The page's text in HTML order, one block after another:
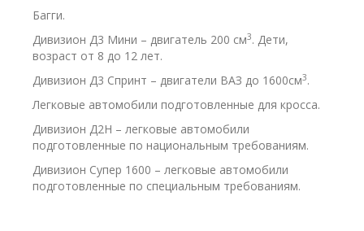
Багги.
Дивизион Д3 Мини – двигатель 200 см3. Дети,
возраст от 8 до 12 лет.
Дивизион Д3 Спринт – двигатели ВАЗ до 1600см3.
Легковые автомобили подготовленные для кросса.
Дивизион Д2Н – легковые автомобили
подготовленные по национальным требованиям.
Дивизион Супер 1600 – легковые автомобили
подготовленные по специальным требованиям.